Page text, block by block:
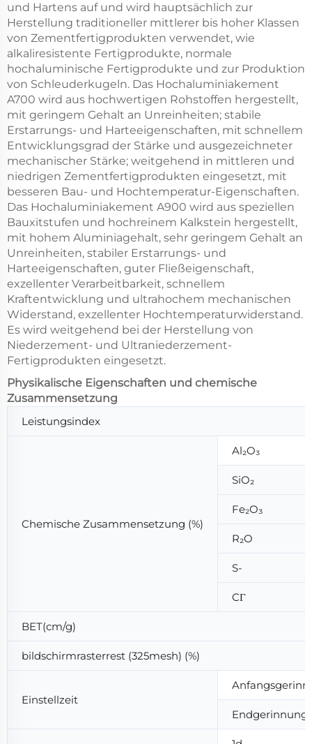
und Hartens auf und wird hauptsächlich zur
Herstellung traditioneller mittlerer bis hoher Klassen
von Zementfertigprodukten verwendet, wie
alkaliresistente Fertigprodukte, normale
hochaluminische Fertigprodukte und zur Produktion
von Schleuderkugeln. Das Hochaluminiakement
A700 wird aus hochwertigen Rohstoffen hergestellt,
mit geringem Gehalt an Unreinheiten; stabile
Erstarrungs- und Harteeigenschaften, mit schnellem
Entwicklungsgrad der Stärke und ausgezeichneter
mechanischer Stärke; weitgehend in mittleren und
niedrigen Zementfertigprodukten eingesetzt, mit
besseren Bau- und Hochtemperatur-Eigenschaften.
Das Hochaluminiakement A900 wird aus speziellen
Bauxitstufen und hochreinem Kalkstein hergestellt,
mit hohem Aluminiagehalt, sehr geringem Gehalt an
Unreinheiten, stabiler Erstarrungs- und
Harteeigenschaften, guter Fließeigenschaft,
exzellenter Verarbeitbarkeit, schnellem
Kraftentwicklung und ultrahochem mechanischen
Widerstand, exzellenter Hochtemperaturwiderstand.
Es wird weitgehend bei der Herstellung von
Niederzement- und Ultraniederzement-
Fertigprodukten eingesetzt.
Physikalische Eigenschaften und chemische
Zusammensetzung
Leistungsindex
Chemische Zusammensetzung (%)
Al₂O₃
SiO₂
Fe₂O₃
R₂O
S-
CΓ
BET(cm/g)
bildschirmrasterrest (325mesh) (%)
Einstellzeit
Endgerinnung